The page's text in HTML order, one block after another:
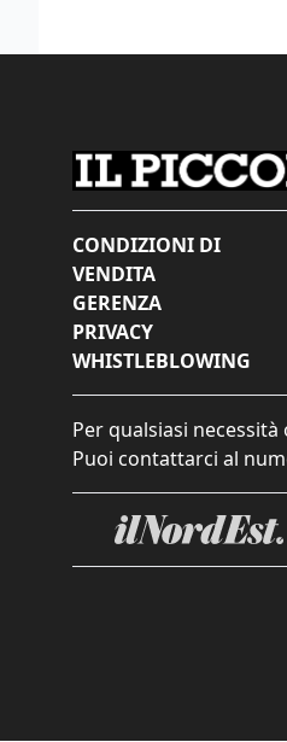
CONDIZIONI DI
VENDITA
GERENZA
PRIVACY
WHISTLEBLOWING
Per qualsiasi
Puoi contattarci al